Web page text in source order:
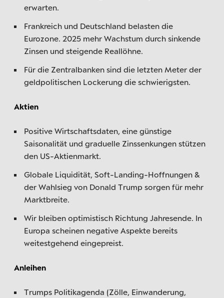
erwarten.
Frankreich und Deutschland belasten die
Eurozone. 2025 mehr Wachstum durch sinkende
Zinsen und steigende Reallöhne.
Für die Zentralbanken sind die letzten Meter der
geldpolitischen Lockerung die schwierigsten.
Aktien
Positive Wirtschaftsdaten, eine günstige
Saisonalität und graduelle Zinssenkungen stützen
den US-Aktienmarkt.
Globale Liquidität, Soft-Landing-Hoffnungen &
der Wahlsieg von Donald Trump sorgen für mehr
Marktbreite.
Wir bleiben optimistisch Richtung Jahresende. In
Europa scheinen negative Aspekte bereits
weitestgehend eingepreist.
Anleihen
Trumps Politikagenda (Zölle, Einwanderung,